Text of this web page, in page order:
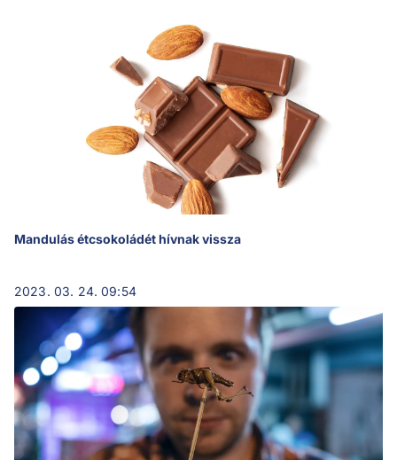
Mandulás étcsokoládét hívnak vissza
2023. 03. 24. 09:54